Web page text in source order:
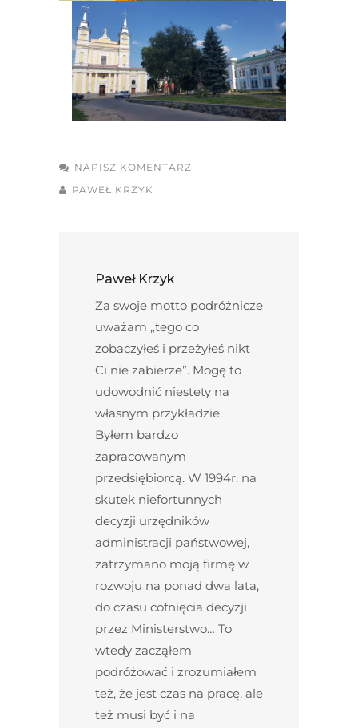
NAPISZ KOMENTARZ
PAWEŁ KRZYK
Paweł Krzyk
Za swoje motto podróżnicze
uważam „tego co
zobaczyłeś i przeżyłeś nikt
Ci nie zabierze”. Mogę to
udowodnić niestety na
własnym przykładzie.
Byłem bardzo
zapracowanym
przedsiębiorcą. W 1994r. na
skutek niefortunnych
decyzji urzędników
administracji państwowej,
zatrzymano moją firmę w
rozwoju na ponad dwa lata,
do czasu cofnięcia decyzji
przez Ministerstwo… To
wtedy zacząłem
podróżować i zrozumiałem
też, że jest czas na pracę, ale
też musi być i na